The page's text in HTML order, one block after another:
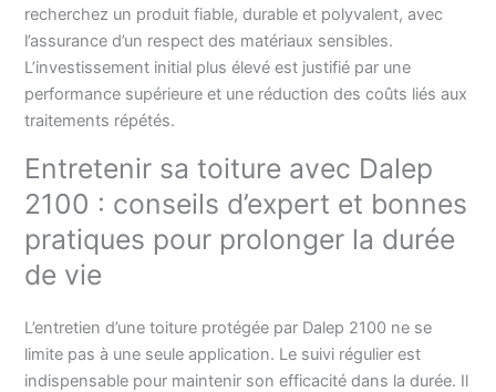
recherchez un produit fiable, durable et polyvalent, avec
l’assurance d’un respect des matériaux sensibles.
L’investissement initial plus élevé est justifié par une
performance supérieure et une réduction des coûts liés aux
traitements répétés.
Entretenir sa toiture avec Dalep
2100 : conseils d’expert et bonnes
pratiques pour prolonger la durée
de vie
L’entretien d’une toiture protégée par Dalep 2100 ne se
limite pas à une seule application. Le suivi régulier est
indispensable pour maintenir son efficacité dans la durée. Il